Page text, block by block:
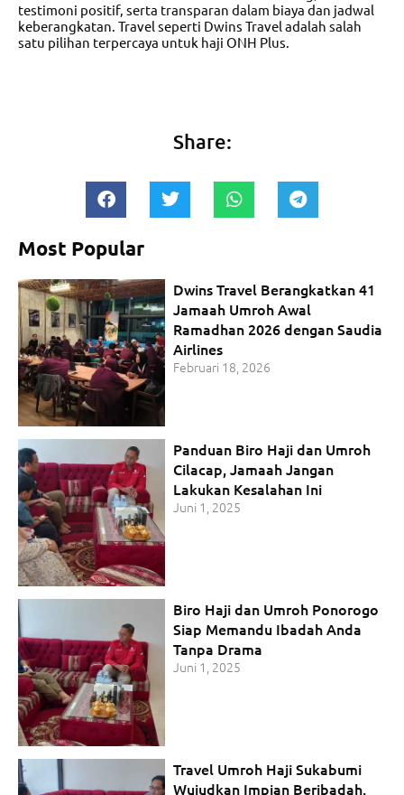
testimoni positif, serta transparan dalam biaya dan jadwal
keberangkatan. Travel seperti Dwins Travel adalah salah
satu pilihan terpercaya untuk haji ONH Plus.
Share:
Most Popular
Dwins Travel Berangkatkan 41
Jamaah Umroh Awal
Ramadhan 2026 dengan Saudia
Airlines
Februari 18, 2026
Panduan Biro Haji dan Umroh
Cilacap, Jamaah Jangan
Lakukan Kesalahan Ini
Juni 1, 2025
Biro Haji dan Umroh Ponorogo
Siap Memandu Ibadah Anda
Tanpa Drama
Juni 1, 2025
Travel Umroh Haji Sukabumi
Wujudkan Impian Beribadah,